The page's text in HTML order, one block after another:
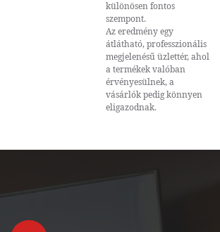
különösen fontos
szempont.
Az eredmény egy
átlátható, professzionális
megjelenésű üzlettér, ahol
a termékek valóban
érvényesülnek, a
vásárlók pedig könnyen
eligazodnak.